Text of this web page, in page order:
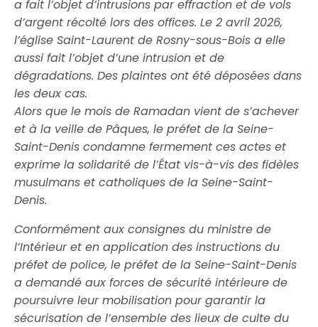
a fait l’objet d’intrusions par effraction et de vols
d’argent récolté lors des offices. Le 2 avril 2026,
l’église Saint-Laurent de Rosny-sous-Bois a elle
aussi fait l’objet d’une intrusion et de
dégradations. Des plaintes ont été déposées dans
les deux cas.
Alors que le mois de Ramadan vient de s’achever
et à la veille de Pâques, le préfet de la Seine-
Saint-Denis condamne fermement ces actes et
exprime la solidarité de l’État vis-à-vis des fidèles
musulmans et catholiques de la Seine-Saint-
Denis.
Conformément aux consignes du ministre de
l’Intérieur et en application des instructions du
préfet de police, le préfet de la Seine-Saint-Denis
a demandé aux forces de sécurité intérieure de
poursuivre leur mobilisation pour garantir la
sécurisation de l’ensemble des lieux de culte du